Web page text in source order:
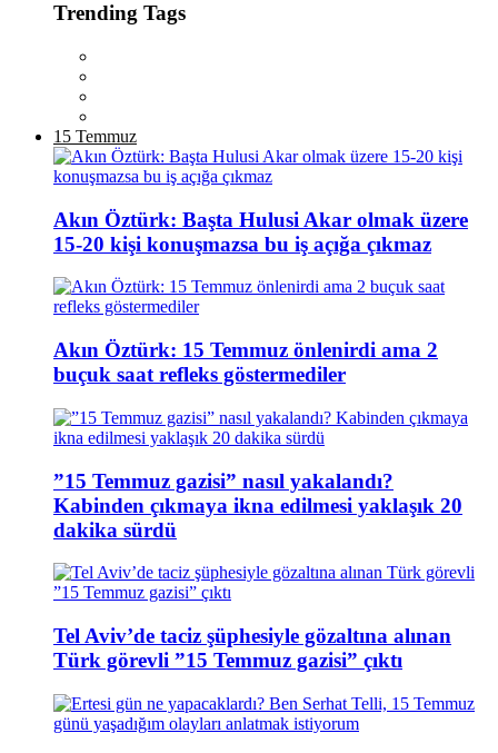
Trending Tags
15 Temmuz
Akın Öztürk: Başta Hulusi Akar olmak üzere
15-20 kişi konuşmazsa bu iş açığa çıkmaz
Akın Öztürk: 15 Temmuz önlenirdi ama 2
buçuk saat refleks göstermediler
”15 Temmuz gazisi” nasıl yakalandı?
Kabinden çıkmaya ikna edilmesi yaklaşık 20
dakika sürdü
Tel Aviv’de taciz şüphesiyle gözaltına alınan
Türk görevli ”15 Temmuz gazisi” çıktı